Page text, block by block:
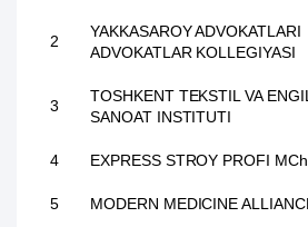
2
YAKKASAROY ADVOKATLARI
ADVOKATLAR KOLLEGIYASI
3
TOSHKENT TEKSTIL VA ENGIL
SANOAT INSTITUTI
4 EXPRESS STROY PROFI
5 MODERN MEDICINE